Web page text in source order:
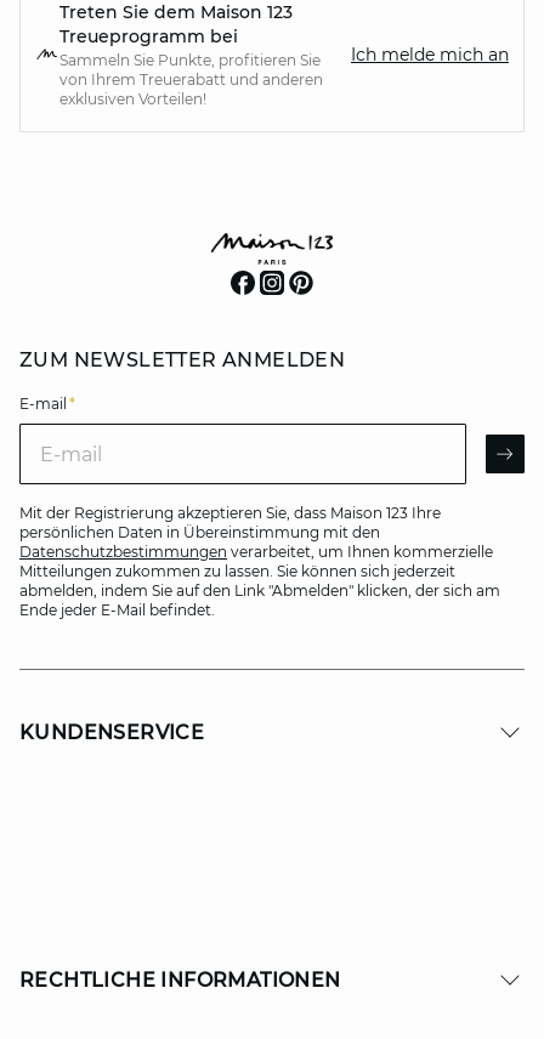
Treten Sie dem Maison 123
Treueprogramm bei
Sammeln Sie Punkte, profitieren Sie
von Ihrem Treuerabatt und anderen
exklusiven Vorteilen!
Ich melde mich an
ZUM NEWSLETTER ANMELDEN
E-mail *
Mit der Registrierung akzeptieren Sie, dass Maison 123 Ihre
persönlichen Daten in Übereinstimmung mit den
Datenschutzbestimmungen verarbeitet, um Ihnen kommerzielle
Mitteilungen zukommen zu lassen. Sie können sich jederzeit
abmelden, indem Sie auf den Link "Abmelden" klicken, der sich am
Ende jeder E-Mail befindet.
KUNDENSERVICE
RECHTLICHE INFORMATIONEN